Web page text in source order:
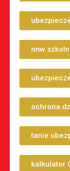
nnw
ochrona
tanie
kalkulator